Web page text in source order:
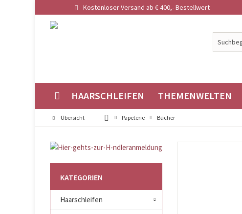
Kostenloser Versand ab € 400,- Bestellwert
HAARSCHLEIFEN THEMENWELTEN
Übersicht Papeterie Bücher
KATEGORIEN
Haarschleifen